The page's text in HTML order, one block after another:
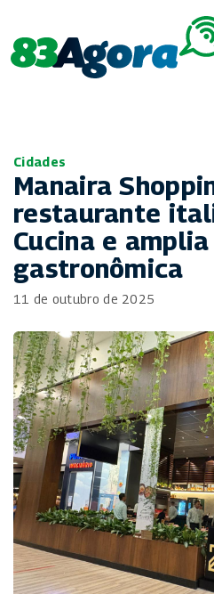
Cidades
Manaira
restaurante
Cucina e
gastronômica
11 de outubro de 2025